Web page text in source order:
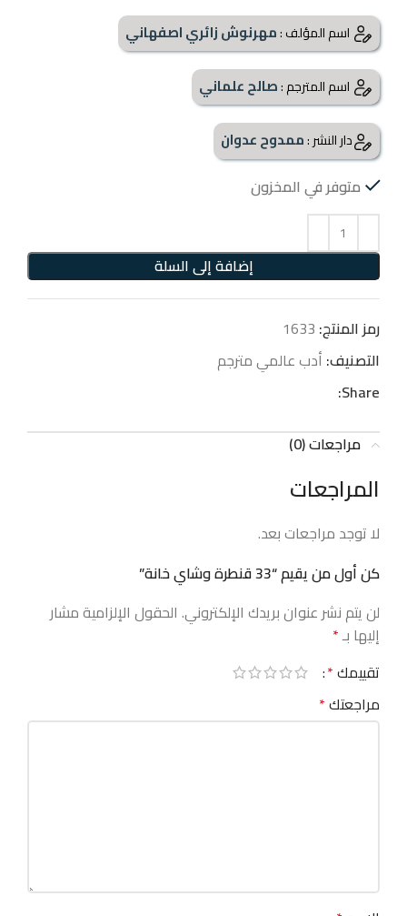
اسم المؤلف :مهرنوش زائري اصفهاني
اسم المترجم :صالح علماني
دار النشر :ممدوح عدوان
متوفر في المخزون
إضافة إلى السلة
رمز المنتج: 1633
التصنيف: أدب عالمي مترجم
Share:
مراجعات (0)
المراجعات
لا توجد مراجعات بعد.
كن أول من يقيم “33 قنطرة وشاي خانة”
لن يتم نشر عنوان بريدك الإلكتروني. الحقول الإلزامية مشار
إليها بـ*
تقييمك*
مراجعتك*